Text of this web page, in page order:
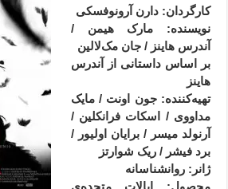
کارگردان:دارن آرونوفسکی
نویسنده: مارک هیمن /
آندرس هاینز / جان مک‌لالین
بر اساس داستانی از آندرس
هاینز
تهیه‌کننده: جون اونت / مایک
مداووی / اسکات فرانکلین /
آرنولد میسر / برایان اولیور /
برد فیشر / ریک شوارتز
ژانر : روانشناسانه
محصول: ایالات متحده‌ی